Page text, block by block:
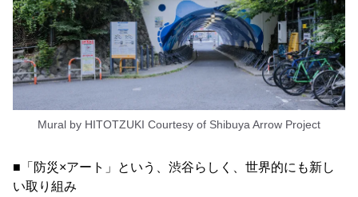
Mural by HITOTZUKI Courtesy of Shibuya Arrow Project
■「防災×アート」という、渋谷らしく、世界的にも新し
い取り組み